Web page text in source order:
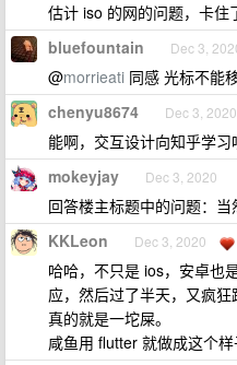
估计 iso 的网的问题，卡住
bluefountain Dec 3,
@morrieati 同感 光标不能
chenyu8674 Dec 3, 2020
能啊，交互设计向知乎学习
mokeyjay Dec 3, 2020
回答楼主标题中的问题：
KKLeon Dec 3, 2020
哈哈，不只是 ios，安卓也
应，然后过了半天，又疯狂
真的就是一坨屎。
咸鱼用 flutter 就做成这个